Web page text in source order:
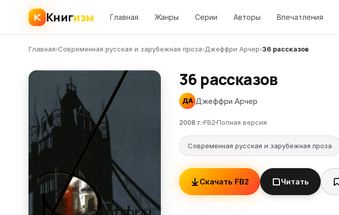
Книгизм Главная Жанры Серии Авторы Впечатления
Главная›Современная русская и зарубежная проза›Джеффри Арчер›36 рассказов
36 рассказов
ДА Джеффри Арчер
2008 г. FB2 Полная версия
Современная русская и зарубежная проза
Скачать FB2 Читать